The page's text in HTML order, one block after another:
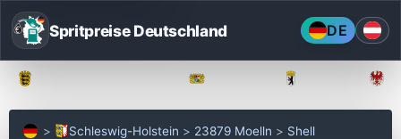
Spritpreise Deutschland DE
Schleswig-Holstein 23879 Moelln Shell